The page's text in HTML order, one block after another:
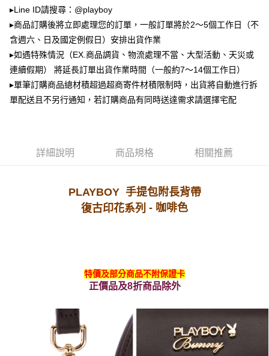
【注意事項】
1.本服務係由「台灣大哥大股份有限公司」（以下簡稱本公司）所提供，讓
用戶於交易時，得透過本服務購買商品或服務，並由商店將買賣／分期付款
買賣價金債權讓與本公司後，依約使用本公司帳單繳交帳款。
2.基於同意付款使用「大哥付你分期」之契約關係目的，商店將以您的個人
資料（包含姓名、電話或地址）提供予台灣大哥大進項蒐集、處理及利用，
由本公司與您本人進行分期帳單所需資料之確認、核對及更正。
3.完整用戶服務條款，請詳閱以下連結：https://oppay.tw/userRule
付款後萊爾富取貨
7-11取貨付款
每筆NT$100，滿NT$900(含以上)免運費
付款後7-11取貨
每筆NT$100，滿NT$700(含以上)免運費
▸Line ID請搜尋：@playboy
▸商品訂購後將立即處理您的訂單，一般訂單將於2～5個工作日（不
含週六、日及國定例假日）安排出貨作業
▸如遇特殊情況（EX.商品調貨、物流處理不當、大型活動、天災或
連續假期） 將延長訂單出貨作業時間（一般約7～14個工作日）
▸單筆訂購商品總材積超過超商寄件材積限制時，出貨將自動進行拆
單配送且不另行通知，若訂購商品有同時送達需求請選擇宅配
詳細說明 商品規格 相關推薦
PLAYBOY 手提包附長背帶
復古印花系列 - 咖啡色
特價及部分商品不附保證卡
正價品及8折商品除外